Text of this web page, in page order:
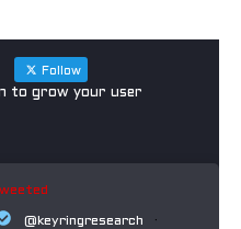
Follow
to grow your user
@keyringresearch ·